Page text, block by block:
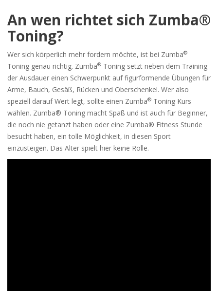
An wen richtet sich Zumba®
Toning?
Wer sich körperlich mehr fordern möchte, ist bei Zumba®
Toning genau richtig. Zumba® Toning setzt neben dem Training
der Ausdauer einen Schwerpunkt auf figurformende Übungen für
Arme, Bauch, Gesäß, Rücken und Oberschenkel. Wer also
speziell darauf Wert legt, sollte einen Zumba® Toning Kurs
wählen. Zumba® Toning macht Spaß und ist auch für Beginner,
die noch nie getanzt haben oder eine Zumba® Fitness Stunde
besucht haben, ein tolle Möglichkeit, in diesen Sport
einzusteigen. Das Alter spielt hier keine Rolle.